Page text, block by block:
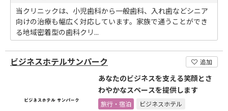
当クリニックは、小児歯科から一般歯科、入れ歯などシニア
向けの治療も幅広く対応しています。家族で通うことができ
る地域密着型の歯科クリ...
ビジネスホテルサンパーク 追加
あなたのビジネスを支える笑顔とさ
わやかなスペースを提供します
旅行・宿泊 ビジネスホテル